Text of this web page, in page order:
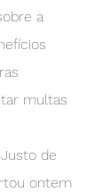
a
multas
de
ontem